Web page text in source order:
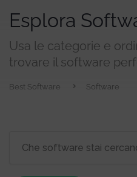
Esplora
Usa le categorie e
trovare il software
Best Software Software